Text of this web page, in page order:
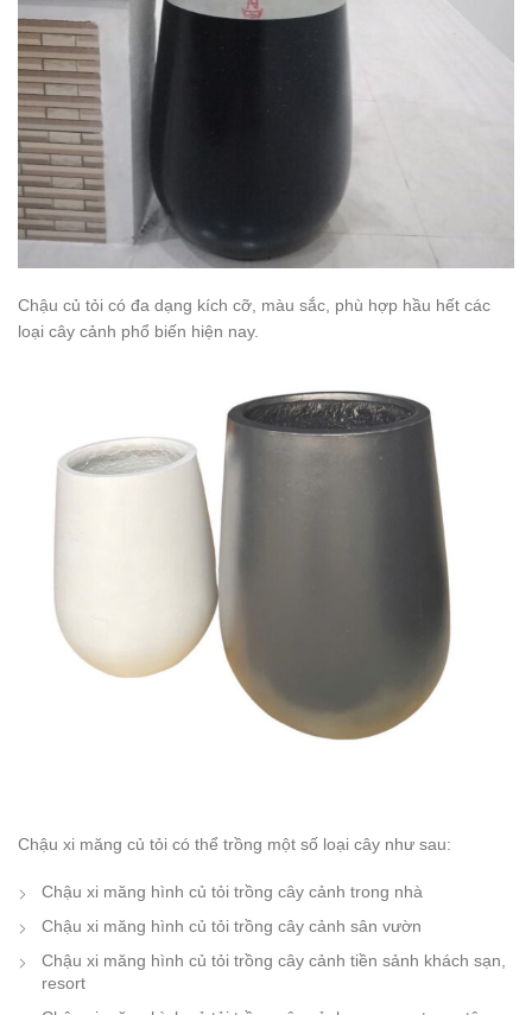
Chậu củ tỏi có đa dạng kích cỡ, màu sắc, phù hợp hầu hết các
loại cây cảnh phổ biến hiện nay.
Chậu xi măng củ tỏi có thể trồng một số loại cây như sau:
Chậu xi măng hình củ tỏi trồng cây cảnh trong nhà
Chậu xi măng hình củ tỏi trồng cây cảnh sân vườn
Chậu xi măng hình củ tỏi trồng cây cảnh tiền sảnh khách sạn,
resort